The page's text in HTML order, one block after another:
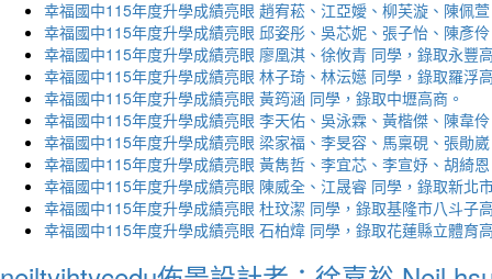
幸福國中115年度升學成績亮眼 趙宥菘、江亞嬡、柳芙漩、陳佩
幸福國中115年度升學成績亮眼 邱姿彤、吳芯妮、張子怡、陳彥
幸福國中115年度升學成績亮眼 廖凰淇、徐攸青 同學，錄取永豐
幸福國中115年度升學成績亮眼 林子琦、林沄嬨 同學，錄取羅浮
幸福國中115年度升學成績亮眼 黃筠涵 同學，錄取中壢高商。
幸福國中115年度升學成績亮眼 李天佑、吳泳霖、黃楷傑、陳韋
幸福國中115年度升學成績亮眼 梁家福、李旻容、馬稟硯、張勛
幸福國中115年度升學成績亮眼 黃雋哲、李宜芯、李宣妤、胡綺
幸福國中115年度升學成績亮眼 陳威全、江晟睿 同學，錄取新北
幸福國中115年度升學成績亮眼 杜玟潔 同學，錄取基隆市八斗子
幸福國中115年度升學成績亮眼 石柏煒 同學，錄取花蓮縣立體育